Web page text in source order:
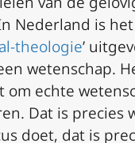
Nederland is
theologie’
wetenschap.
om echte
Dat is precies
doet, dat is